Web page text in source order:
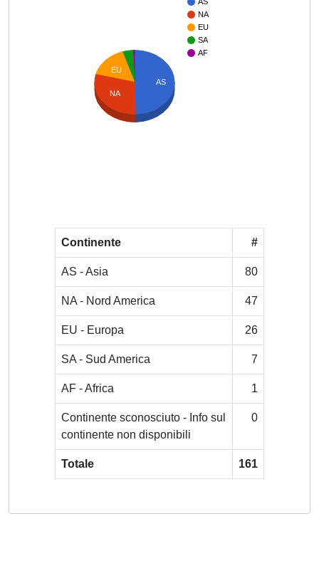
NA
EU
SA
AF
AS
EU
NA
Continente #
AS - Asia 80
NA - Nord America 47
EU - Europa 26
SA - Sud America 7
AF - Africa 1
Continente sconosciuto - Info sul
continente non disponibili
0
Totale 161